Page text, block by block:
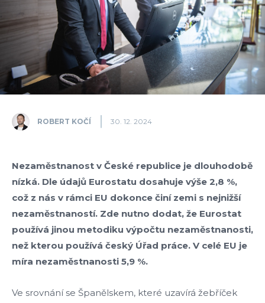
ROBERT KOČÍ 30. 12. 2024
Nezaměstnanost v České republice je dlouhodobě
nízká. Dle údajů Eurostatu dosahuje výše 2,8 %,
což z nás v rámci EU dokonce činí zemi s nejnižší
nezaměstnaností. Zde nutno dodat, že Eurostat
používá jinou metodiku výpočtu nezaměstnanosti,
než kterou používá český Úřad práce. V celé EU je
míra nezaměstnanosti 5,9 %.
Ve srovnání se Španělskem, které uzavírá žebříček